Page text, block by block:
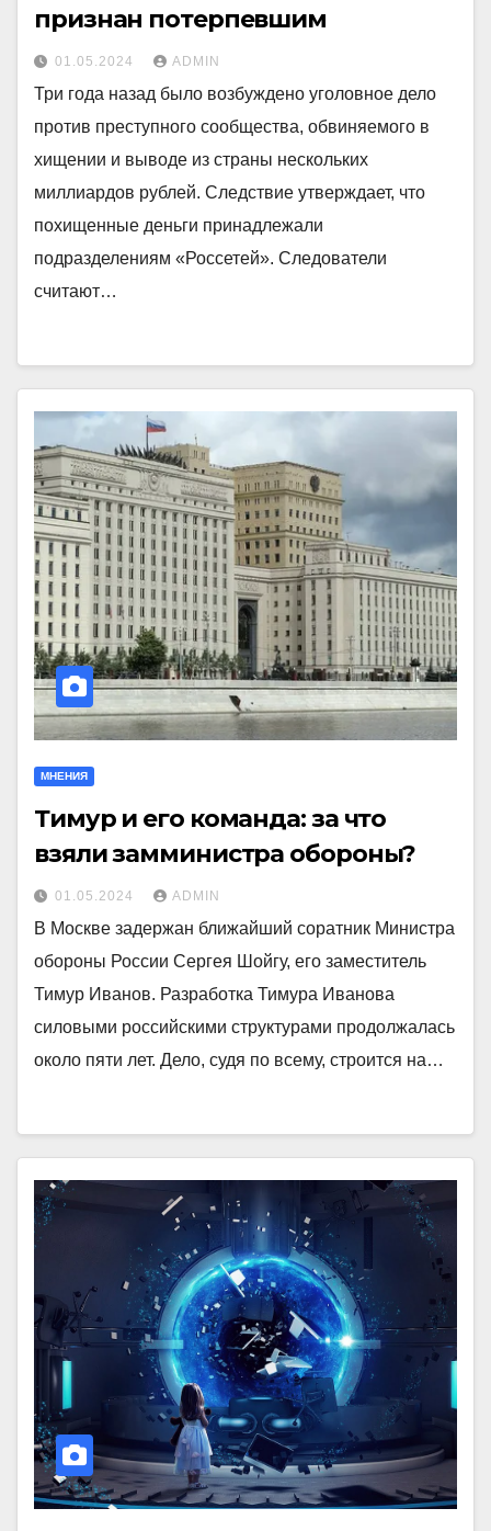
признан потерпевшим
01.05.2024 ADMIN
Три года назад было возбуждено уголовное дело
против преступного сообщества, обвиняемого в
хищении и выводе из страны нескольких
миллиардов рублей. Следствие утверждает, что
похищенные деньги принадлежали
подразделениям «Россетей». Следователи
считают…
МНЕНИЯ
Тимур и его команда: за что
взяли замминистра обороны?
01.05.2024 ADMIN
В Москве задержан ближайший соратник Министра
обороны России Сергея Шойгу, его заместитель
Тимур Иванов. Разработка Тимура Иванова
силовыми российскими структурами продолжалась
около пяти лет. Дело, судя по всему, строится на…